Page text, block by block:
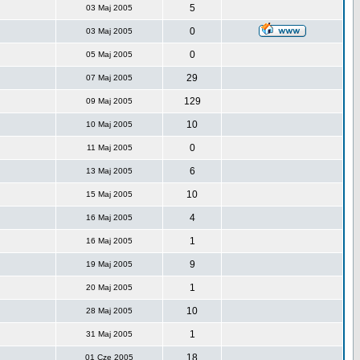
03 Maj 2005 5
03 Maj 2005 0
05 Maj 2005 0
07 Maj 2005 29
09 Maj 2005 129
10 Maj 2005 10
11 Maj 2005 0
13 Maj 2005 6
15 Maj 2005 10
16 Maj 2005 4
16 Maj 2005 1
19 Maj 2005 9
20 Maj 2005 1
28 Maj 2005 10
31 Maj 2005 1
01 Cze 2005 18